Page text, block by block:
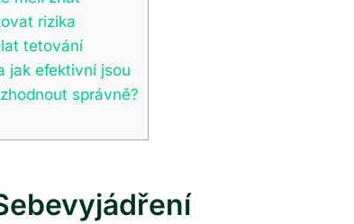
rizika
tetování
jak efektivní jsou
správně?